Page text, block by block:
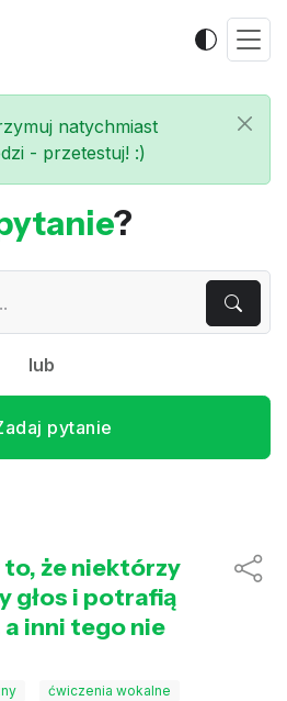
natychmiast
- przetestuj! :)
?
lub
pytanie
to, że niektórzy
głos i potrafią
inni tego nie
ćwiczenia wokalne